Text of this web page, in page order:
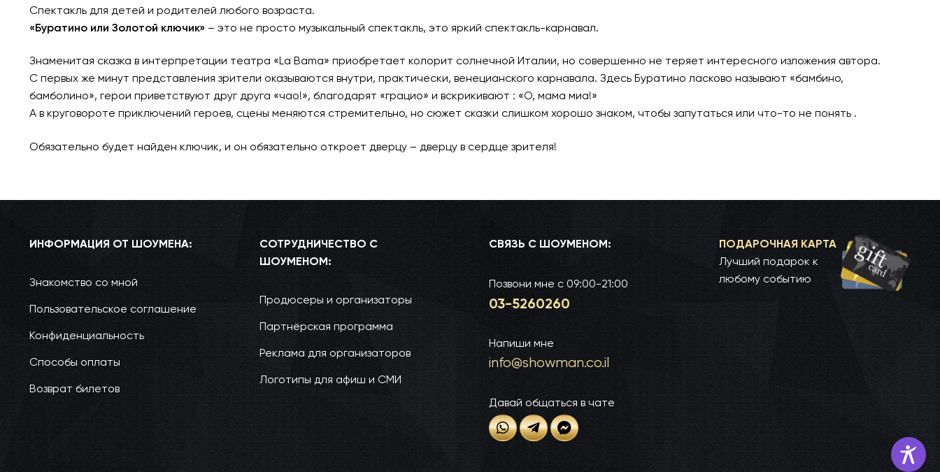
Спектакль для детей и родителей любого возраста.
«Буратино или Золотой ключик»– это не просто музыкальный спектакль, это яркий спектакль-карнавал.
Знаменитая сказка в интерпретации театра «La Bama» приобретает колорит солнечной Италии, но совершенно не теряет интересного изложения автора.
С первых же минут представления зрители оказываются внутри, практически, венецианского карнавала. Здесь Буратино ласково называют «бамбино,
бамболино», герои приветствуют друг друга «чао!», благодарят «грацио» и вскрикивают : «О, мама миа!»
А в круговороте приключений героев, сцены меняются стремительно, но сюжет сказки слишком хорошо знаком, чтобы запутаться или что-то не понять .
Обязательно будет найден ключик, и он обязательно откроет дверцу – дверцу в сердце зрителя!
ИНФОРМАЦИЯ ОТ ШОУМЕНА:
Знакомство со мной
Пользовательское соглашение
Конфиденциальность
Способы оплаты
Возврат билетов
СОТРУДНИЧЕСТВО С
ШОУМЕНОМ:
Продюсеры и организаторы
Партнёрская программа
Реклама для организаторов
Логотипы для афиш и СМИ
СВЯЗЬ С ШОУМЕНОМ:
Позвони мне с 09:00-21:00
03-52­60­260
Напиши мне
info@show­man.co.il
Давай общаться в чате
ПОДАРОЧНАЯ КАРТА
Лучший подарок к
любому событию